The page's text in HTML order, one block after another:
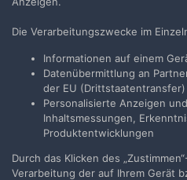
Datenblättern noch nicht. Der
neben Fidelity auch noch Gamut.
Spohnaudio
Geschrieben3. Juni
Am 3.6.2026 um 18:05
Wachsmuth:
Die Verarbeitungszwecke im
Informationen auf einem
Datenübermittlung an
der EU (Drittstaatentransfer)
Personalisierte Anzeigen
Inhaltsmessungen,
Produktentwicklungen
Durch das Klicken des
Verarbeitung der auf Ihrem Gerät